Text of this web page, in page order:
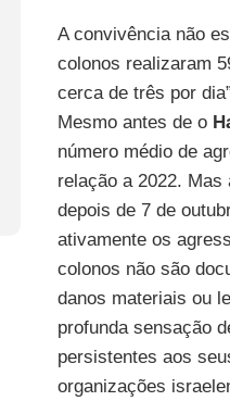
A convivência não
colonos realizaram
cerca de três por
Mesmo antes de o
número médio de
relação a 2022.
depois de 7 de
ativamente os
colonos não são
danos materiais ou
profunda sensação
persistentes aos
organizações